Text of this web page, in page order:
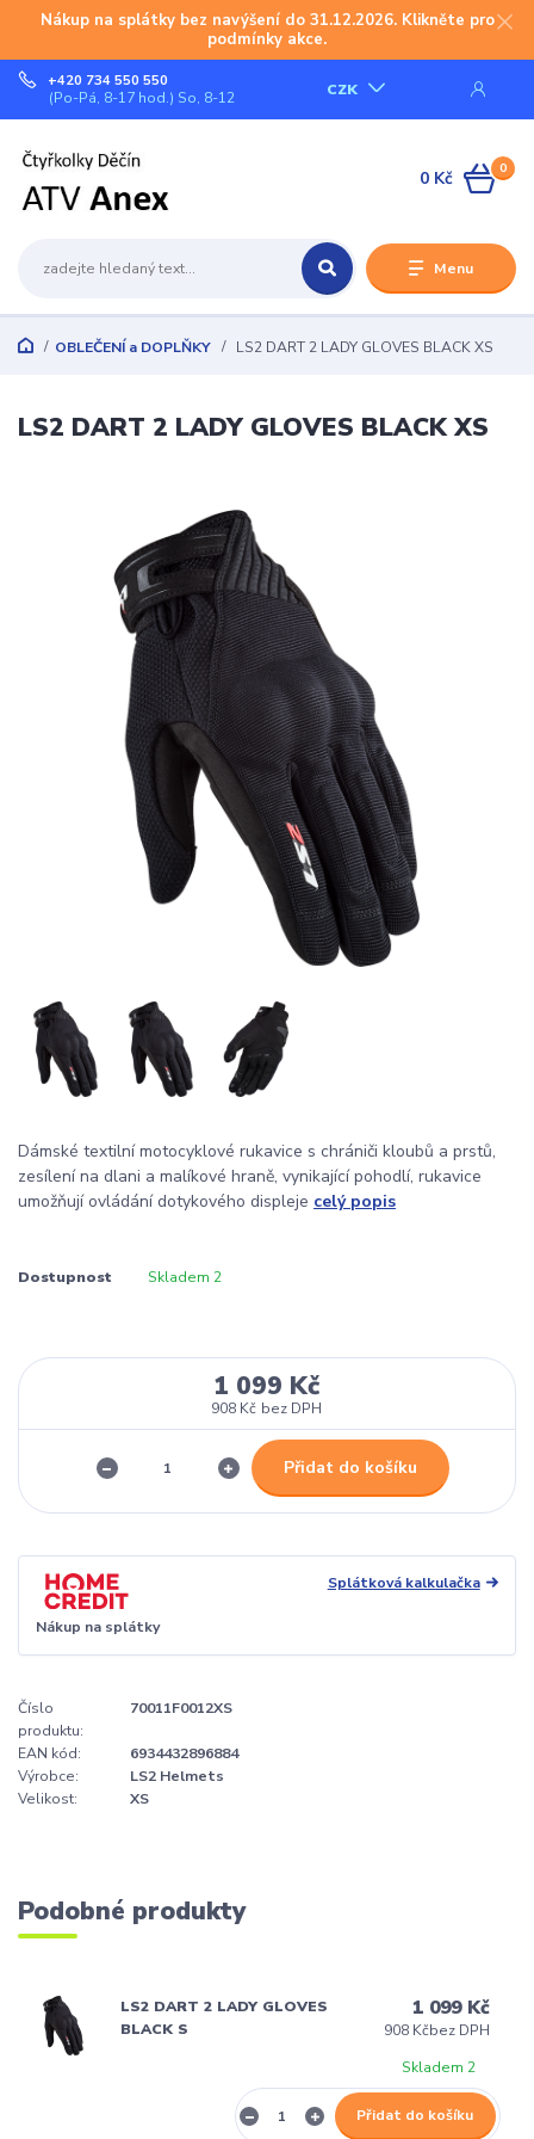
Nákup na splátky bez navýšení do 31.12.2026. Klikněte pro
podmínky akce.
Menu
CZK
+420 734 550 550
(Po-Pá, 8-17 hod.) So, 8-12
0
0 Kč
OBLEČENÍ a DOPLŇKY LS2 DART 2 LADY GLOVES BLACK XS
LS2 DART 2 LADY GLOVES BLACK XS
Dámské textilní motocyklové rukavice s chrániči kloubů a prstů,
zesílení na dlani a malíkové hraně, vynikající pohodlí, rukavice
umožňují ovládání dotykového displeje celý popis
Dostupnost Skladem 2
1 099 Kč
908 Kč bez DPH
Přidat do košíku
Splátková kalkulačka
Nákup na splátky
Číslo
produktu:
70011F0012XS
EAN kód:
6934432896884
Výrobce:
LS2 Helmets
Velikost:
XS
Podobné produkty
LS2 DART 2 LADY GLOVES
BLACK S
1 099 Kč
908 Kčbez DPH
Skladem 2
Přidat do košíku